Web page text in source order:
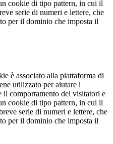
cookie di tipo pattern, in cui il
serie di numeri e lettere, che
per il dominio che imposta il
è associato alla piattaforma di
utilizzato per aiutare i
comportamento dei visitatori e
cookie di tipo pattern, in cui il
serie di numeri e lettere, che
per il dominio che imposta il